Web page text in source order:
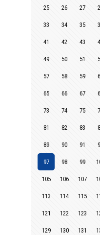
25 26 27
33 34 35
41 42 43
49 50 51
57 58 59
65 66 67
73 74 75
81 82 83
89 90 91
97 98 99
105 106 107
113 114 115
121 122 123
129 130 131